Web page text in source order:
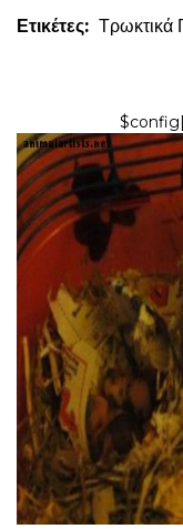
Ετικέτες: Τρωκτικά
ΤΡΩΚΤΙΚΆ
Τι να κάνετε
τα μωρά
6,2026